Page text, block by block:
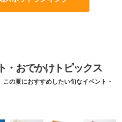
・おでかけトピックス
の夏におすすめしたい旬なイベント・